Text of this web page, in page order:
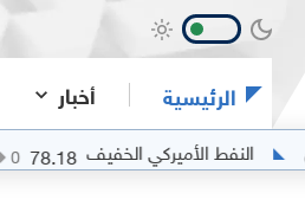
الرئيسية أخبار
الأميركي الخفيف 78.18
0
( 0%)